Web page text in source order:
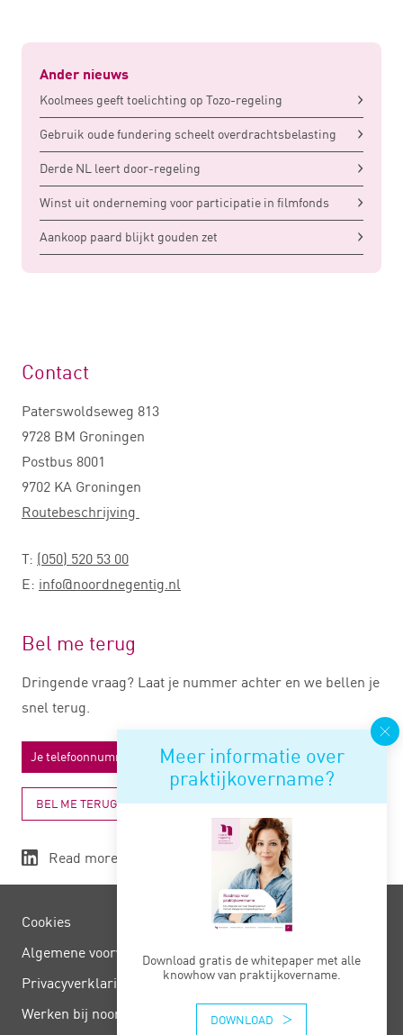
Ander nieuws
Koolmees geeft toelichting op Tozo-regeling
Gebruik oude fundering scheelt overdrachtsbelasting
Derde NL leert door-regeling
Winst uit onderneming voor participatie in filmfonds
Aankoop paard blijkt gouden zet
Meer informatie over
praktijkovername?
Download gratis de whitepaper met alle
knowhow van praktijkovername.
DOWNLOAD
Contact
Paterswoldseweg 813
9728 BM Groningen
Postbus 8001
9702 KA Groningen
Routebeschrijving
T: (050) 520 53 00
E: info@noordnegentig.nl
Bel me terug
Dringende vraag? Laat je nummer achter en we bellen je
snel terug.
BEL ME TERUG
Read more
Cookies
Algemene voorwaarden
Privacy­verklaring
Werken bij noord negentig